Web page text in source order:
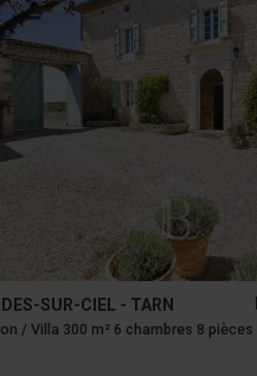
SUR-CIEL - TARN
/ Villa 300 m² 6 chambres 8 pièces